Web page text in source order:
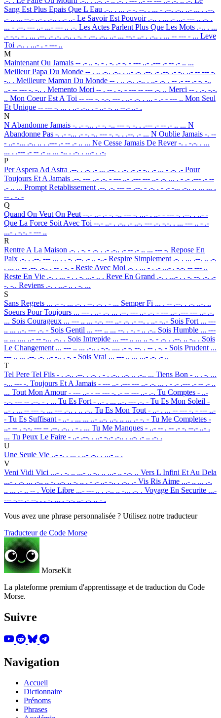
Sang Est Plus Epais Que L Eau .-.. . ... .- -. --. . ... - .--. .-.. ..- ... . .--.
.- .. ... --.- ..- . .-.. . .- ..- Le Savoir Est Pouvoir .-.. . ... .- ...- --- .. .-. .
... - .--. --- ..- ...- --- .. .-. Les Actes Parlent Plus Que Les Mots .-.. . ...
.- -.-. - . ... .--. .- .-. .-.. . -. - .--. .-.. ..- ... --.- ..- . .-.. . ... -- --- - ... Leve
Toi .-.. . ...- . - --- ..
M
Maintenant Ou Jamais -- .- .. -. - . -. .- -. - --- ..- .--- .- -- .- .. ...
Meilleur Papa Du Monde -- . .. .-.. .-.. . ..- .-. .--. .- .--. .- -.. ..- -- --- -.
-.. . Meilleure Maman Du Monde -- . .. .-.. .-.. . ..- .-. . -- .- -- .- -. -..
..- -- --- -. -.. . Memento Mori -- . -- . -. - --- -- --- .-. .. Merci -- . .-. -.-.
.. Mon Coeur Est A Toi -- --- -. -.-. --- . ..- .-. . ... - .- - --- .. Mon Seul
Et Unique -- --- -. ... . ..- .-.. . - ..- -. .. --.- ..- .
N
N Abandonne Jamais -. .- -... .- -. -.. --- -. -. . .--- .- -- .- .. ... N
Abandonne Pas -. .- -... .- -. -.. --- -. -. . .--. .- ... N Oublie Jamais -. --
- ..- -... .-.. .. . .--- .- -- .- .. ... Ne Cesse Jamais De Rever-. . -.-. . ...
... . .--- .- -- .- .. ... -.. . .-. . ...- . .-.
P
Per Aspera Ad Astra .--. . .-. .- ... .--. . .-. .- .- -.. .- ... - .-. .- Pour
Toujours Et A Jamais .--. --- ..- .-. - --- ..- .--- --- ..- .-. ... . - .- .--- .- --
.- .. ... Prompt Retablissement .--. .-. --- -- .--. - .-. . - .- -... .-.. .. ... ... .
-- . -. -
Q
Quand On Veut On Peut --.- ..- .- -. -.. --- -. ...- . ..- - --- -. .--. . ..- -
Que La Force Soit Avec Toi --.- ..- . .-.. .- ..-. --- .-. -.-. . ... --- .. - .-
...- . -.-. - --- ..
R
Rentre A La Maison .-. . -. - .-. . .- .-.. .- -- .- .. ... --- -. Repose En
Paix .-. . .--. --- ... . . -. .--. .- .. -..- Respire Simplement .-. . ... .--. .. .-.
. ... .. -- .--. .-.. . -- . -. - Reste Avec Moi .-. . ... - . .- ...- . -.-. -- --- ..
Reste En Vie .-. . ... - . . -. ...- .. . Reve En Grand .-. . ...- . . -. --. .-. .-
-. -.. Reviens .-. . ...- .. . -. ...
S
Sans Regrets ... .- -. ... .-. . --. .-. . - ... Semper Fi ... . -- .--. . .-. ..-. ..
Soeurs Pour Toujours ... --- . ..- .-. ... .--. --- ..- .-. - --- ..- .--- --- ..- .-.
... Sois Courageux ... --- .. ... -.-. --- ..- .-. .- --. . ..- -..- Sois Fort ... ---
.. ... ..-. --- .-. - Sois Gentil ... --- .. ... --. . -. - .. .-.. Sois Humble ... ---
.. ... .... ..- -- -... .-.. . Sois Intrepide ... --- .. ... .. -. - .-. . .--. .. -.. . Sois
Le Changement ... --- .. ... .-.. . -.-. .... .- -. --. . -- . -. - Sois Prudent ...
--- .. ... .--. .-. ..- -.. . -. - Sois Vrai ... --- .. ... ...- .-. .- ..
T
Tel Pere Tel Fils - . .-.. .--. . .-. . - . .-.. ..-. .. .-.. ... Tiens Bon - .. . -. ...
-... --- -. Toujours Et A Jamais - --- ..- .--- --- ..- .-. ... . - .- .--- .- -- .- ..
... Tout Mon Amour- --- ..- - -- --- -. .- -- --- ..- .-. Tu Comptes - ..-
-.-. --- -- .--. - . ... Tu Es Fort - ..- . ... ..-. --- .-. - Tu Es Mon Soleil -
..- . ... -- --- -. ... --- .-.. . .. .-.. Tu Es Mon Tout - ..- . ... -- --- -. - --- ..-
- Tu Es Suffisant - ..- . ... ... ..- ..-. ..-. .. ... .- -. - Tu Me Completes -
..- -- . -.-. --- -- .--. .-.. . - . ... Tu Me Manques - ..- -- . -- .- -. --.- ..- .
... Tu Peux Le Faire - ..- .--. . ..- -..- .-.. . ..-. .- .. .-. .
U
Une Seule Vie ..- -. . ... . ..- .-.. . ...- .. .
V
Veni Vidi Vici ...- . -. .. ...- .. -.. .. ...- .. -.-. .. Vers L Infini Et Au Dela
...- . .-. ... .-.. .. -. ..-. .. -. .. . - .- ..- -.. . .-.. .- Vis Ris Aime ...- .. ... .-.
.. ... .- .. -- . Voie Libre ...- --- .. . .-.. .. -... .-. . Voyage En Securite ...-
--- -.-- .- --. . . -. ... . -.-. ..- .-. .. - .
Vous avez une phrase personnalisée ? Utilisez notre traducteur
Traducteur de Code Morse
MorseKit
La plateforme premium d'apprentissage et de traduction du Code
Morse.
Suivre
Navigation
Accueil
Dictionnaire
Prénoms
Phrases